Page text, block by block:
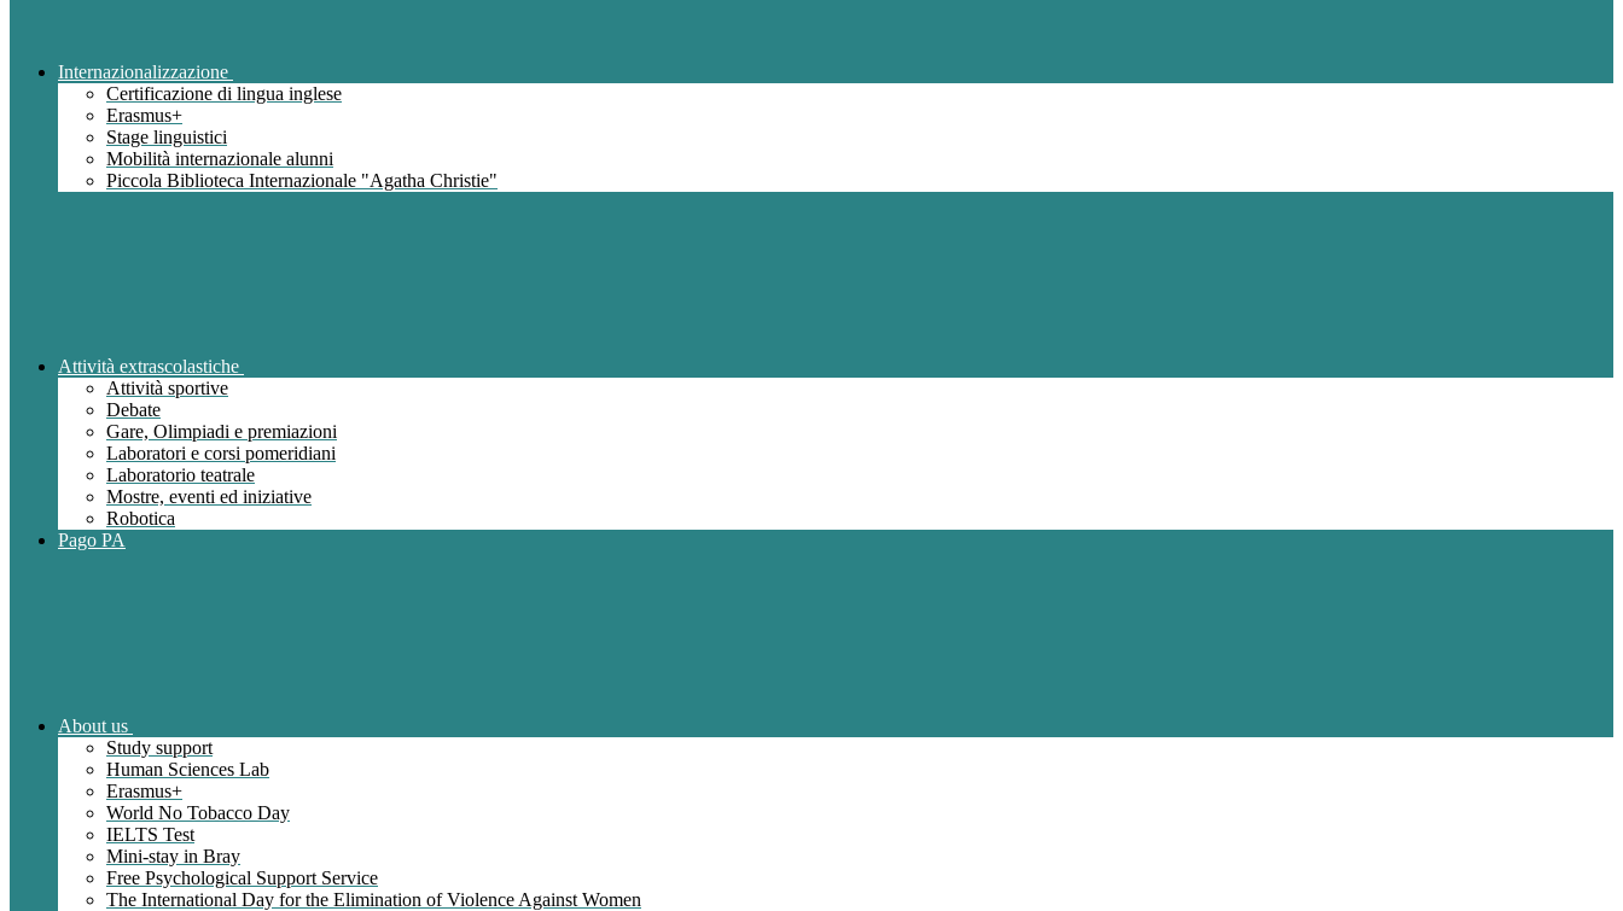
Internazionalizzazione
Certificazione di lingua inglese
Erasmus+
Stage linguistici
Mobilità internazionale alunni
Piccola Biblioteca Internazionale "Agatha Christie"
Attività extrascolastiche
Attività sportive
Debate
Gare, Olimpiadi e premiazioni
Laboratori e corsi pomeridiani
Laboratorio teatrale
Mostre, eventi ed iniziative
Robotica
Pago PA
About us
Study support
Human Sciences Lab
Erasmus+
World No Tobacco Day
IELTS Test
Mini-stay in Bray
Free Psychological Support Service
The International Day for the Elimination of Violence Against Women